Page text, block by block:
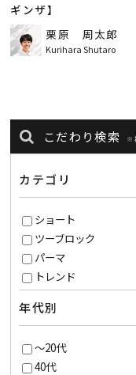
ギンザ】
栗原 周太郎
Kurihara Shutaro
こだわり検索 ※
カテゴリ
ショート
ツーブロック
パーマ
トレンド
年代別
～20代
40代